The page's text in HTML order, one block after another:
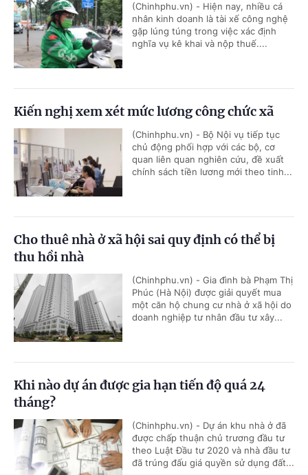
(Chinhphu.vn) - Hiện nay, nhiều cá
nhân kinh doanh là tài xế công nghệ
gặp lúng túng trong việc xác định
nghĩa vụ kê khai và nộp thuế....
Kiến nghị xem xét mức lương công chức xã
(Chinhphu.vn) - Bộ Nội vụ tiếp tục
chủ động phối hợp với các bộ, cơ
quan liên quan nghiên cứu, đề xuất
chính sách tiền lương mới theo tinh...
Cho thuê nhà ở xã hội sai quy định có thể bị
thu hồi nhà
(Chinhphu.vn) - Gia đình bà Phạm Thị
Phúc (Hà Nội) được giải quyết mua
một căn hộ chung cư nhà ở xã hội do
doanh nghiệp tư nhân đầu tư xây...
Khi nào dự án được gia hạn tiến độ quá 24
tháng?
(Chinhphu.vn) - Dự án khu nhà ở đã
được chấp thuận chủ trương đầu tư
theo Luật Đầu tư 2020 và nhà đầu tư
đã trúng đấu giá quyền sử dụng đất...